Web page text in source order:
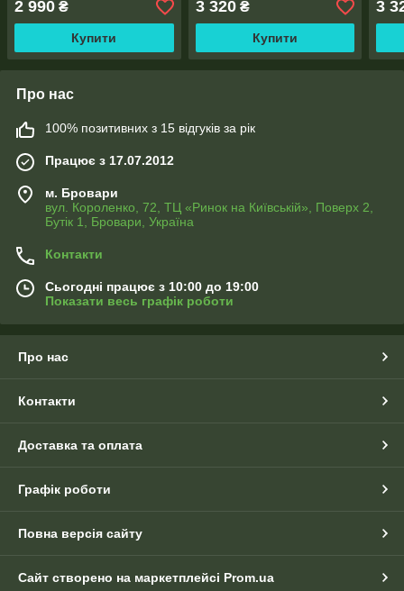
2 990 ₴
Купити
3 320₴
Купити
3
Про нас
100% позитивних з 15 відгуків за рік
Працює з 17.07.2012
м. Бровари
вул. Короленко, 72, ТЦ «Ринок на Київській», Поверх 2,
Бутік 1, Бровари, Україна
Контакти
Сьогодні працює з 10:00 до 19:00
Показати весь графік роботи
Про нас
Контакти
Доставка та оплата
Графік роботи
Повна версія сайту
Сайт створено на маркетплейсі Prom.ua